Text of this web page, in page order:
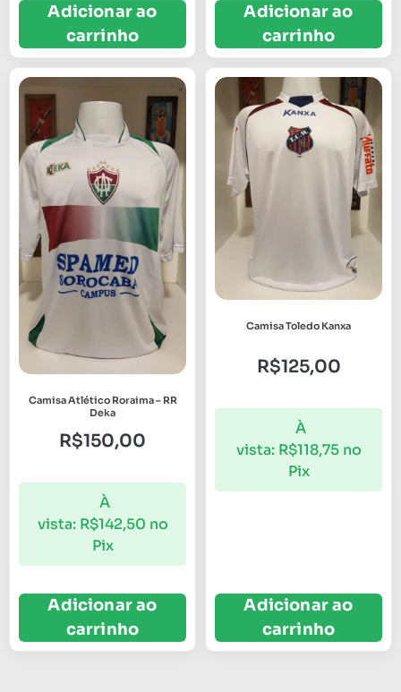
Adicionar ao
carrinho
Adicionar ao
carrinho
Camisa Atlético Roraima – RR
Deka
R$150,00
À
vista: R$142,50 no
Pix
Adicionar ao
carrinho
Camisa Toledo Kanxa
R$125,00
À
vista: R$118,75 no
Pix
Adicionar ao
carrinho